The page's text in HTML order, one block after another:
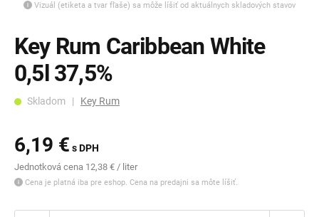
Vizuál (etiketa a tvar fľaše) sa môže líšiť od aktuálnych skladových stavov
Key Rum Caribbean White
0,5l 37,5%
Skladom | Key Rum
6,19 € s DPH
Jednotková cena 12,38 € / liter
Cena je platná iba pre eshop. Cena na predajni sa môte líšiť.